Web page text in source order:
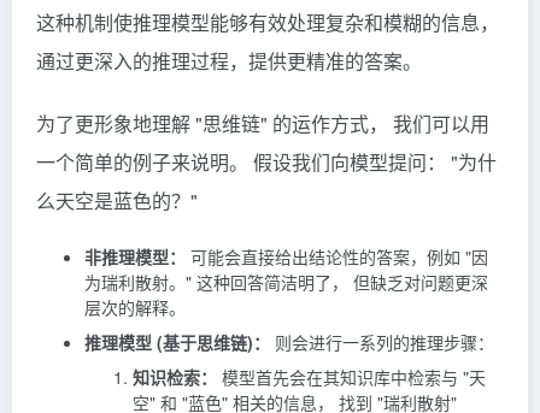
这种机制使推理模型能够有效处理复杂和模糊的信息，
通过更深入的推理过程，提供更精准的答案。
为了更形象地理解 "思维链" 的运作方式， 我们可以用
一个简单的例子来说明。 假设我们向模型提问： "为什
么天空是蓝色的？"
非推理模型：
可能会直接给出结论性的答案，例如 "因
为瑞利散射。" 这种回答简洁明了， 但缺乏对问题更深
层次的解释。
推理模型 (基于思维链)：
则会进行一系列的推理步骤：
知识检索：
模型首先会在其知识库中检索与 "天
空" 和 "蓝色" 相关的信息， 找到 "瑞利散射"